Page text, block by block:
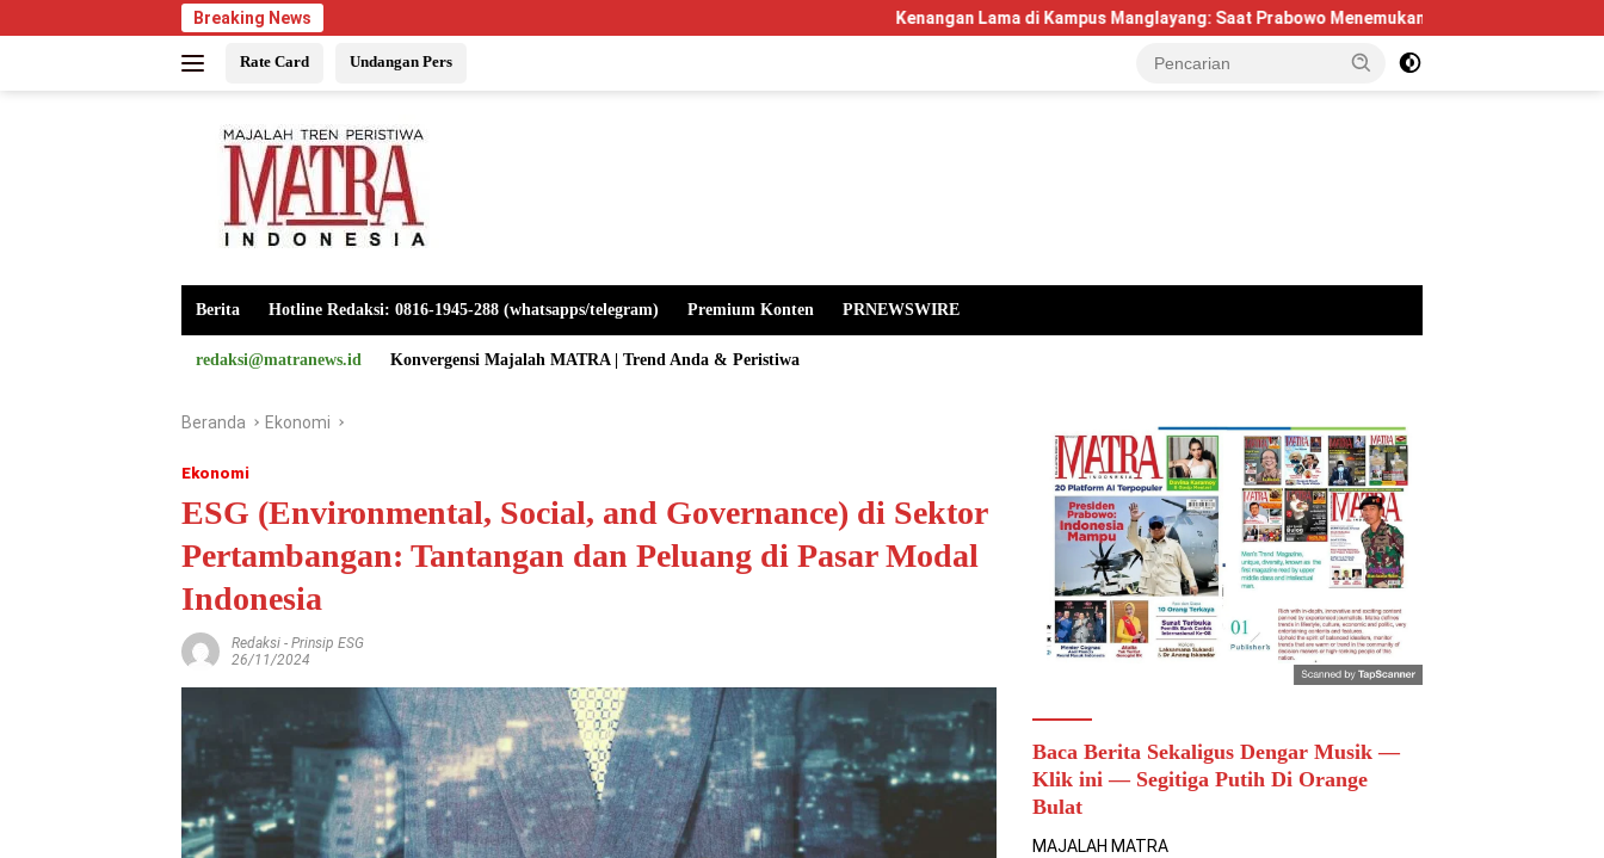
ke
Breaking News Kenangan Lama di Kampus Manglayang: Saat Prabowo Menemukan Kembali Jejak Sejarah IPDN
Rate Card Undangan Pers
Berita Hotline Redaksi: 0816-1945-288 (whatsapps/telegram) Premium Konten PRNEWSWIRE
redaksi@matranews.id Konvergensi Majalah MATRA | Trend Anda & Peristiwa
Beranda Ekonomi
Ekonomi
ESG (Environmental, Social, and Governance) di Sektor
Pertambangan: Tantangan dan Peluang di Pasar Modal
Indonesia
Redaksi - Prinsip ESG
26/11/2024
Baca Berita Sekaligus Dengar Musik —
Klik ini — Segitiga Putih Di Orange
Bulat
MAJALAH MATRA